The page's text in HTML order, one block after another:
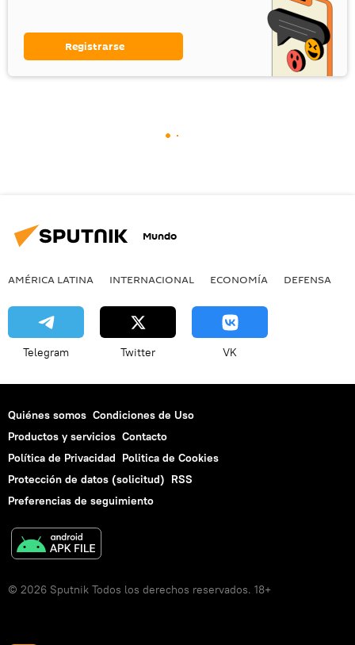
Registrarse
Mundo
AMÉRICA LATINA INTERNACIONAL ECONOMÍA DEFENSA
Telegram Twitter VK
Quiénes somos Condiciones de Uso
Productos y servicios Contacto
Política de Privacidad Politica de Cookies
Protección de datos (solicitud) RSS
Preferencias de seguimiento
© 2026 Sputnik Todos los derechos reservados. 18+